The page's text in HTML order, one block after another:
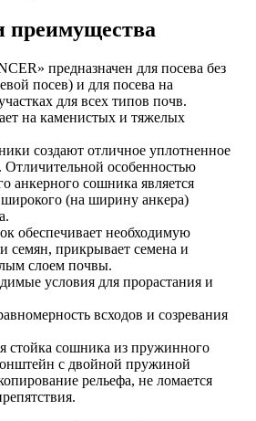
преимущества
предназначен для посева без
посев) и для посева на
для всех типов почв.
на каменистых и тяжелых
создают отличное уплотненное
Отличительной особенностью
анкерного сошника является
(на ширину анкера)
обеспечивает необходимую
семян, прикрывает семена и
слоем почвы.
условия для прорастания и
всходов и созревания
стойка сошника из пружинного
с двойной пружиной
рельефа, не ломается